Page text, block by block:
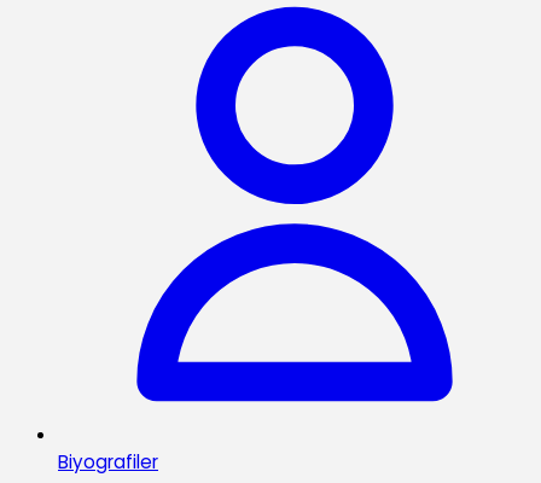
Biyografiler